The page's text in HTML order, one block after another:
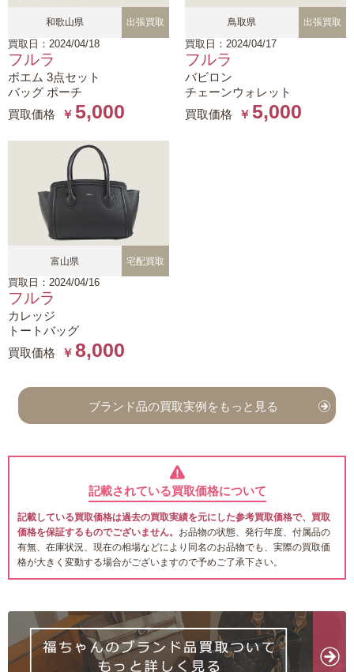
和歌山県 出張買取
買取日：2024/04/18
フルラ
ボエム 3点セット
バッグ ポーチ
買取価格
￥ 5,000
鳥取県 出張買取
買取日：2024/04/17
フルラ
バビロン
チェーンウォレット
買取価格
￥ 5,000
富山県 宅配買取
買取日：2024/04/16
フルラ
カレッジ
トートバッグ
買取価格
￥ 8,000
ブランド品の買取実例をもっと見る
記載されている買取価格について
記載している買取価格は過去の買取実績を元にした参考買取価格で、買取
価格を保証するものでございません。 お品物の状態、発行年度、付属品の
有無、在庫状況、現在の相場などにより同名のお品物でも、実際の買取価
格が大きく変動する場合がございますので予めご了承下さい。